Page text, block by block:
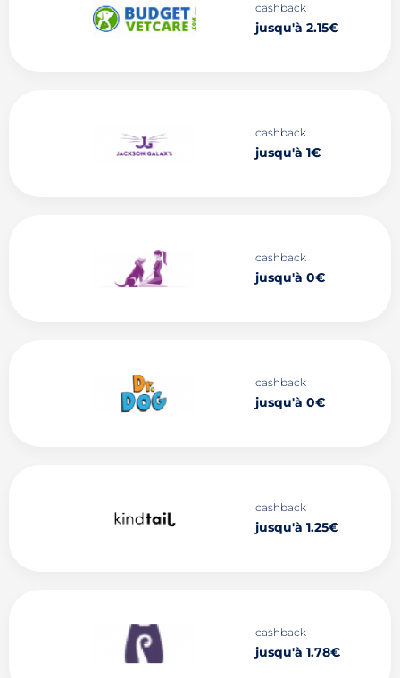
cashback
jusqu'à 2.15€
cashback
jusqu'à 1€
cashback
jusqu'à 0€
cashback
jusqu'à 0€
cashback
jusqu'à 1.25€
cashback
jusqu'à 1.78€